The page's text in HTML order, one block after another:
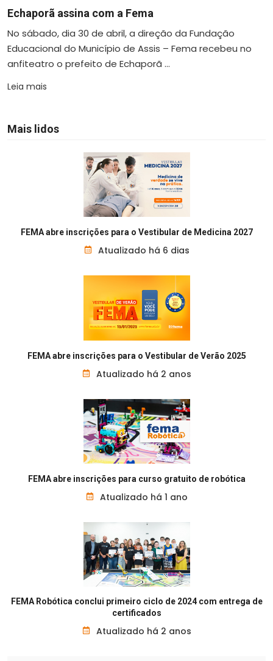
Echaporã assina com a Fema
No sábado, dia 30 de abril, a direção da Fundação
Educacional do Município de Assis – Fema recebeu no
anfiteatro o prefeito de Echaporã ...
Leia mais
Mais lidos
FEMA abre inscrições para o Vestibular de Medicina 2027
Atualizado há 6 dias
FEMA abre inscrições para o Vestibular de Verão 2025
Atualizado há 2 anos
FEMA abre inscrições para curso gratuito de robótica
Atualizado há 1 ano
FEMA Robótica conclui primeiro ciclo de 2024 com entrega de
certificados
Atualizado há 2 anos